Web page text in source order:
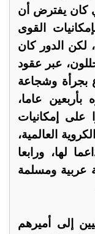
كان يفترض أن
القوى
لكن الدور كان
عبر عقود
بجرأة وشجاعة
عاما،
على إمكانيات
العالمية،
لها، ورابعا
عربية ومسلمة
إلى أميرهم